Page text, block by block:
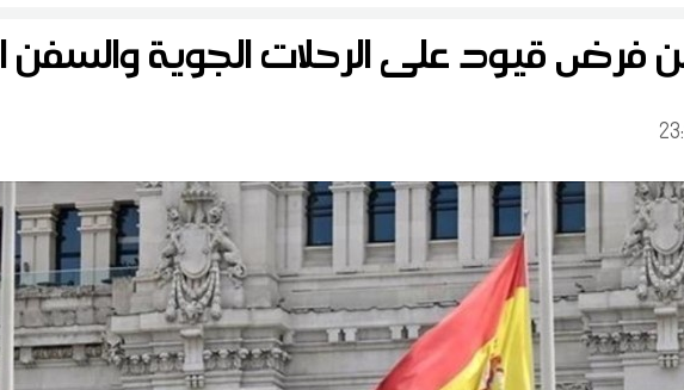
الخط ت.ح.م مازالت عرضة للاعتداءات من قبل المتساكنين وأصحاب
المحلات التجارية المجاورين لهذه الفضاءات
فرض قيود على الرحلات الجوية والسفن